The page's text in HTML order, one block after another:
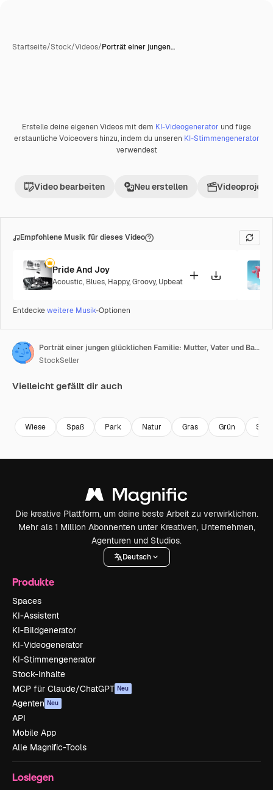
Startseite/Stock/Videos/Porträt einer jungen…
Premium
Erstelle deine eigenen Videos mit dem KI-Videogenerator und füge
erstaunliche Voiceovers hinzu, indem du unseren KI-Stimmengenerator
verwendest
Video bearbeiten Neu erstellen Videoprojekt
Empfohlene Musik für dieses Video
Pride And Joy
Acoustic, Blues, Happy,Groovy, Upbeat
Entdeckeweitere Musik-Optionen
Porträt einer jungen glücklichen Familie: Mutter, Vater und Baby-Junge sitzen bei Sonnenuntergang auf dem Rasen nahe ihrem Haus.
StockSeller
Vielleicht gefällt dir auch
Wiese Spaß Park Natur Gras Grün
Die kreative Plattform, um deine beste Arbeit zu verwirklichen.
Mehr als 1 Million Abonnenten unter Kreativen, Unternehmen,
Agenturen und Studios.
Deutsch
Produkte
Spaces
KI-Assistent
KI-Bildgenerator
KI-Videogenerator
KI-Stimmengenerator
Stock-Inhalte
MCP für Claude/ChatGPT Neu
Agenten Neu
API
Mobile App
Alle Magnific-Tools
Loslegen